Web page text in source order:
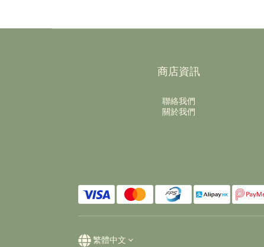
商店資訊
聯絡我們
關於我們
繁體中文